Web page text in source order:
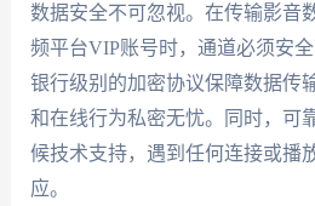
数据安全不可忽视。在传输影音
频平台VIP账号时，通道必须安
银行级别的加密协议保障数据传
和在线行为私密无忧。同时，可
候技术支持，遇到任何连接或播
应。